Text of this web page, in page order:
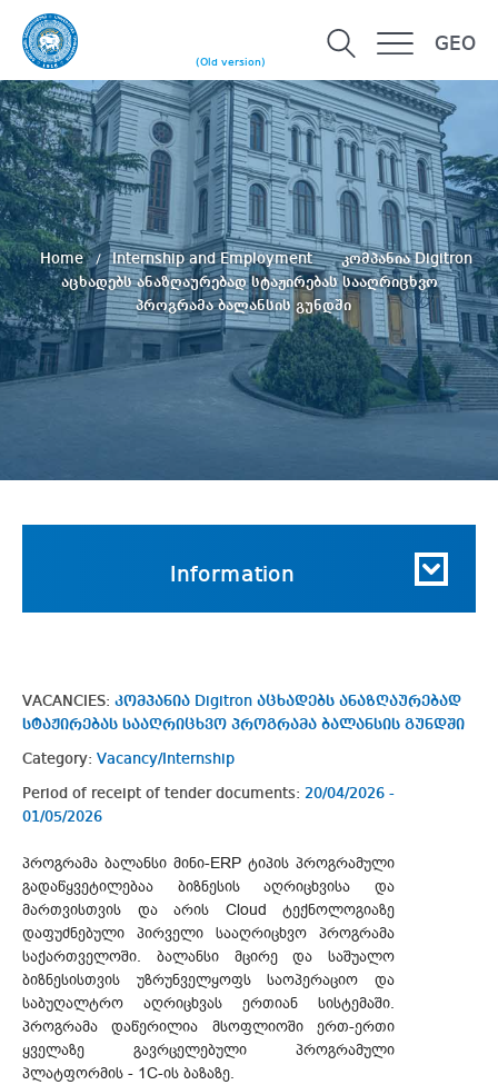
(Old version)
GEO
Home Internship and Employment
კომპანია Digitron
აცხადებს ანაზღაურებად სტაჟირებას სააღრიცხვო
პროგრამა ბალანსის გუნდში
Information
VACANCIES: კომპანია Digitron აცხადებს ანაზღაურებად
სტაჟირებას სააღრიცხვო პროგრამა ბალანსის გუნდში
Category: Vacancy/Internship
Period of receipt of tender documents: 20/04/2026 -
01/05/2026
პროგრამა ბალანსი მინი-ERP ტიპის პროგრამული
გადაწყვეტილებაა ბიზნესის აღრიცხვისა და
მართვისთვის და არის Cloud ტექნოლოგიაზე
დაფუძნებული პირველი სააღრიცხვო პროგრამა
საქართველოში. ბალანსი მცირე და საშუალო
ბიზნესისთვის უზრუნველყოფს საოპერაციო და
საბუღალტრო აღრიცხვას ერთიან სისტემაში.
პროგრამა დაწერილია მსოფლიოში ერთ-ერთი
ყველაზე გავრცელებული პროგრამული
პლატფორმის - 1C-ის ბაზაზე.